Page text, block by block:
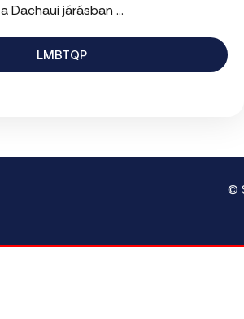
a Dachaui járásban ...
LMBTQP
©